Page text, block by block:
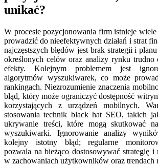
unikać?
W procesie pozycjonowania firm istnieje wiele
prowadzić do nieefektywnych działań i strat
najczęstszych błędów jest brak strategii i
określonych celów oraz analizy rynku trudno
efekty. Kolejnym problemem jest
algorytmów wyszukiwarek, co może
rankingach. Niezrozumienie znaczenia
błąd, który może ograniczyć dostępność
korzystających z urządzeń mobilnych.
stosowania technik black hat SEO, takich
ukrywanie treści, które mogą skutkować
wyszukiwarki. Ignorowanie analizy
kolejny istotny błąd; regularne
pozwala na bieżąco dostosowywać strategię i
w zachowaniach użytkowników oraz trendach